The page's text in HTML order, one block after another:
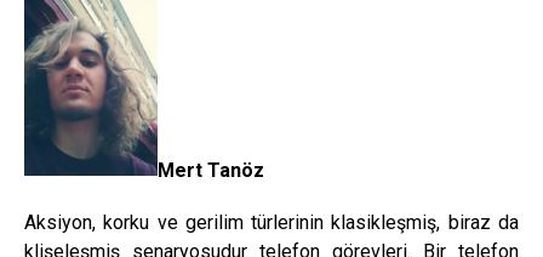
Mert Tanöz
Aksiyon, korku ve gerilim türlerinin klasikleşmiş, biraz da
klişeleşmiş senaryosudur telefon görevleri. Bir telefon